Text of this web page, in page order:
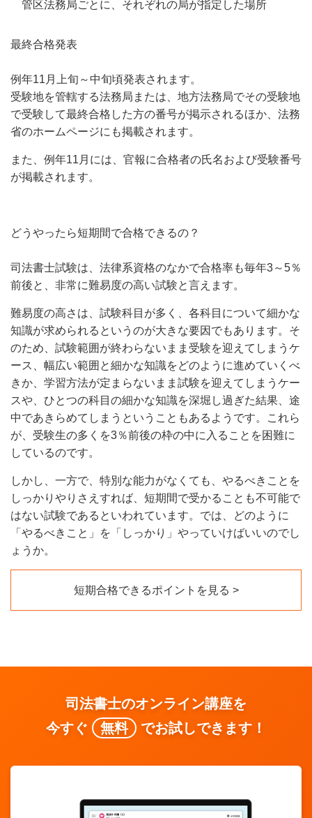
管区法務局ごとに、それぞれの局が指定した場所
最終合格発表
例年11月上旬～中旬頃発表されます。
受験地を管轄する法務局または、地方法務局でその受験地
で受験して最終合格した方の番号が掲示されるほか、法務
省のホームページにも掲載されます。
また、例年11月には、官報に合格者の氏名および受験番号
が掲載されます。
どうやったら短期間で合格できるの？
司法書士試験は、法律系資格のなかで合格率も毎年3～5％
前後と、非常に難易度の高い試験と言えます。
難易度の高さは、試験科目が多く、各科目について細かな
知識が求められるというのが大きな要因でもあります。そ
のため、試験範囲が終わらないまま受験を迎えてしまうケ
ース、幅広い範囲と細かな知識をどのように進めていくべ
きか、学習方法が定まらないまま試験を迎えてしまうケー
スや、ひとつの科目の細かな知識を深堀し過ぎた結果、途
中であきらめてしまうということもあるようです。これら
が、受験生の多くを3％前後の枠の中に入ることを困難に
しているのです。
しかし、一方で、特別な能力がなくても、やるべきことを
しっかりやりさえすれば、短期間で受かることも不可能で
はない試験であるといわれています。では、どのように
「やるべきこと」を「しっかり」やっていけばいいのでし
ょうか。
短期合格できるポイントを見る
司法書士のオンライン講座を
今すぐ
無料 でお試しできます！